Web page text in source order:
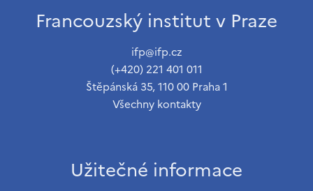
Francouzský institut v Praze
ifp@ifp.cz
(+420) 221 401 011
Štěpánská 35, 110 00 Praha 1
Všechny kontakty
Užitečné informace